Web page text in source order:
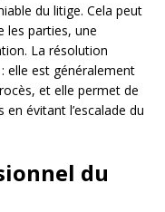
du litige. Cela peut
les parties, une
La résolution
elle est généralement
et elle permet de
évitant l’escalade du
du